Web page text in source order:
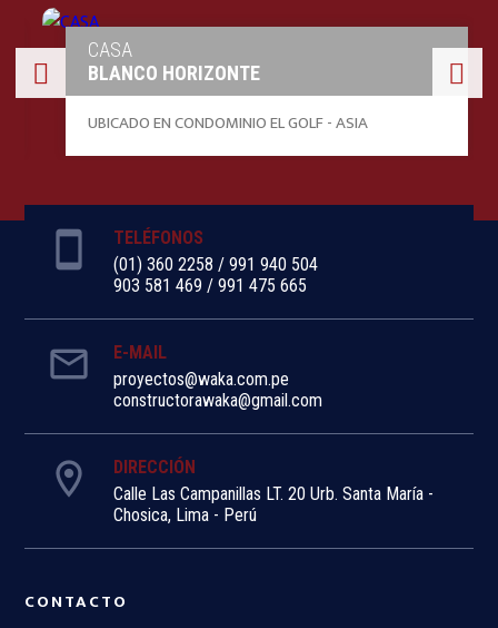
CASA
BLANCO HORIZONTE
UBICADO EN CONDOMINIO EL GOLF - ASIA
smartphone
TELÉFONOS
(01) 360 2258 /991 940 504
903 581 469 /991 475 665
email
E-MAIL
proyectos@waka.com.pe
constructorawaka@gmail.com
room
DIRECCIÓN
Calle Las Campanillas LT. 20 Urb. Santa María -
Chosica, Lima - Perú
CONTACTO